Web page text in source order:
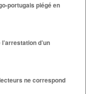
portugais piégé en
d’un
ne correspond